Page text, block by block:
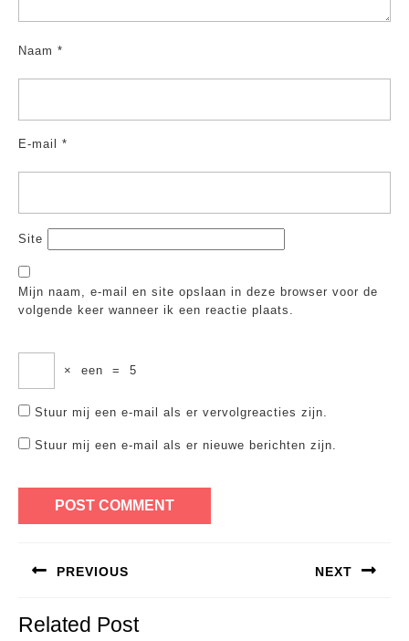
Naam *
E-mail *
Site
Mijn naam, e-mail en site opslaan in deze browser voor de
volgende keer wanneer ik een reactie plaats.
× een = 5
Stuur mij een e-mail als er vervolgreacties zijn.
Stuur mij een e-mail als er nieuwe berichten zijn.
navigatie
PREVIOUS
post:
NEXT
Related Post